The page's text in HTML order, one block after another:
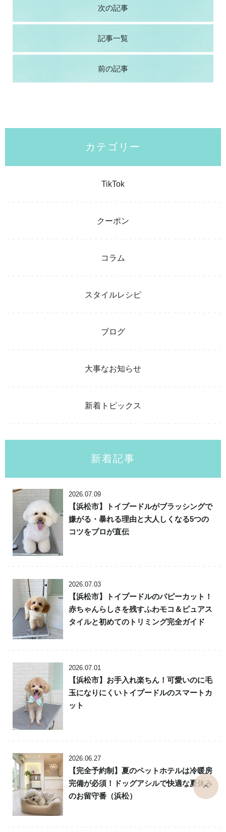
次の記事
記事一覧
前の記事
カテゴリー
TikTok
クーポン
コラム
スタイルレシピ
ブログ
大事なお知らせ
新着トピックス
新着記事
2026.07.09
【浜松市】トイプードルがブラッシングで
嫌がる・暴れる理由と大人しくなる5つの
コツをプロが直伝
2026.07.03
【浜松市】トイプードルのパピーカット！
赤ちゃんらしさを残すふわモコ＆ピュアス
タイルと初めてのトリミング完全ガイド
2026.07.01
【浜松市】お手入れ楽ちん！可愛いのに毛
玉になりにくいトイプードルのスマートカ
ット
2026.06.27
【完全予約制】夏のペットホテルは冷暖房
完備が必須！ドッグアシルで快適な夏休み
のお留守番（浜松）
top